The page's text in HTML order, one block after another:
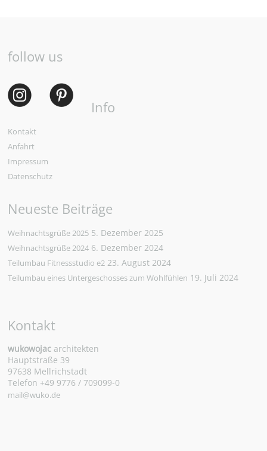
follow us
Info
Kontakt
Anfahrt
Impressum
Datenschutz
Neueste Beiträge
Weihnachtsgrüße 2025 5. Dezember 2025
Weihnachtsgrüße 2024 6. Dezember 2024
Teilumbau Fitnessstudio e2 23. August 2024
Teilumbau eines Untergeschosses zum Wohlfühlen 19. Juli 2024
Kontakt
wukowojac architekten
Hauptstraße 39
97638 Mellrichstadt
Telefon +49 9776 / 709099-0
mail@wuko.de